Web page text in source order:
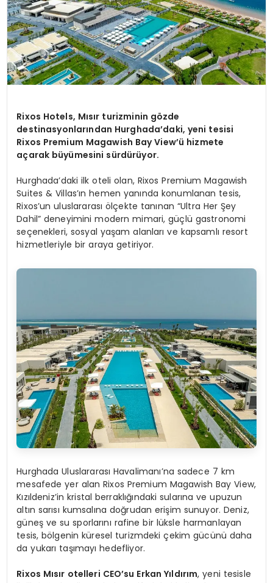
Rixos Hotels, Mısır turizminin gözde
destinasyonlarından Hurghada’daki, yeni tesisi
Rixos Premium Magawish Bay View’ü hizmete
açarak büyümesini sürdürüyor.
Hurghada’daki ilk oteli olan, Rixos Premium Magawish
Suites & Villas’ın hemen yanında konumlanan tesis,
Rixos’un uluslararası ölçekte tanınan “Ultra Her Şey
Dahil” deneyimini modern mimari, güçlü gastronomi
seçenekleri, sosyal yaşam alanları ve kapsamlı resort
hizmetleriyle bir araya getiriyor.
Hurghada Uluslararası Havalimanı’na sadece 7 km
mesafede yer alan Rixos Premium Magawish Bay View,
Kızıldeniz’in kristal berraklığındaki sularına ve upuzun
altın sarısı kumsalına doğrudan erişim sunuyor. Deniz,
güneş ve su sporlarını rafine bir lüksle harmanlayan
tesis, bölgenin küresel turizmdeki çekim gücünü daha
da yukarı taşımayı hedefliyor.
Rixos Mısır otelleri CEO’su Erkan Yıldırım, yeni tesisle